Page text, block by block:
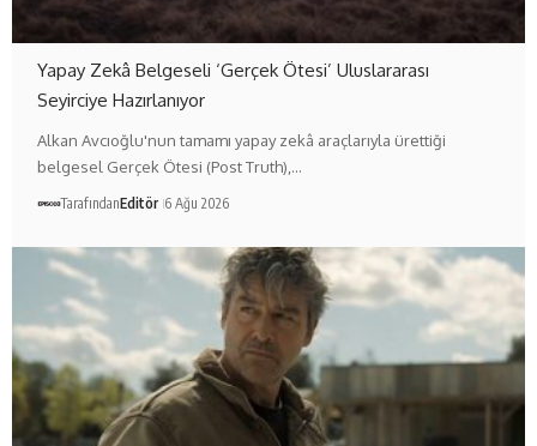
Yapay Zekâ Belgeseli ‘Gerçek Ötesi’ Uluslararası
Seyirciye Hazırlanıyor
Alkan Avcıoğlu'nun tamamı yapay zekâ araçlarıyla ürettiği
belgesel Gerçek Ötesi (Post Truth),…
TarafındanEditör 6 Ağu 2026